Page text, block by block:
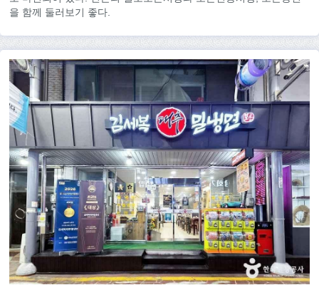
을 함께 둘러보기 좋다.